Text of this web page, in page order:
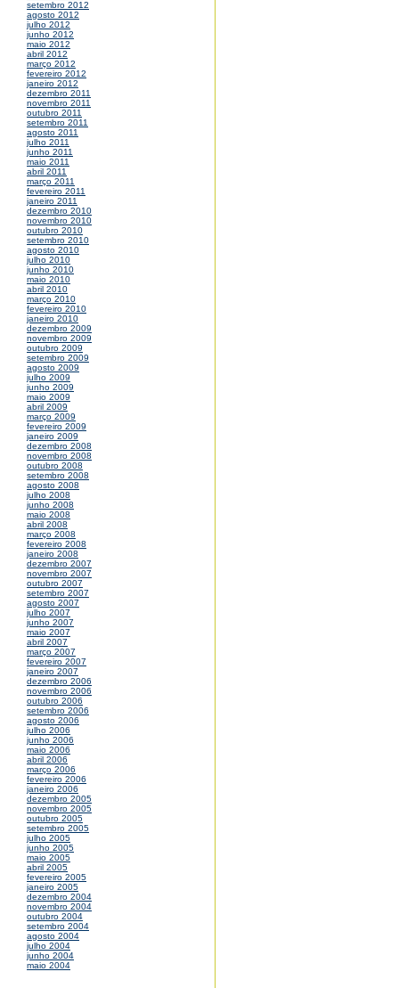
setembro 2012
agosto 2012
julho 2012
junho 2012
maio 2012
abril 2012
março 2012
fevereiro 2012
janeiro 2012
dezembro 2011
novembro 2011
outubro 2011
setembro 2011
agosto 2011
julho 2011
junho 2011
maio 2011
abril 2011
março 2011
fevereiro 2011
janeiro 2011
dezembro 2010
novembro 2010
outubro 2010
setembro 2010
agosto 2010
julho 2010
junho 2010
maio 2010
abril 2010
março 2010
fevereiro 2010
janeiro 2010
dezembro 2009
novembro 2009
outubro 2009
setembro 2009
agosto 2009
julho 2009
junho 2009
maio 2009
abril 2009
março 2009
fevereiro 2009
janeiro 2009
dezembro 2008
novembro 2008
outubro 2008
setembro 2008
agosto 2008
julho 2008
junho 2008
maio 2008
abril 2008
março 2008
fevereiro 2008
janeiro 2008
dezembro 2007
novembro 2007
outubro 2007
setembro 2007
agosto 2007
julho 2007
junho 2007
maio 2007
abril 2007
março 2007
fevereiro 2007
janeiro 2007
dezembro 2006
novembro 2006
outubro 2006
setembro 2006
agosto 2006
julho 2006
junho 2006
maio 2006
abril 2006
março 2006
fevereiro 2006
janeiro 2006
dezembro 2005
novembro 2005
outubro 2005
setembro 2005
julho 2005
junho 2005
maio 2005
abril 2005
fevereiro 2005
janeiro 2005
dezembro 2004
novembro 2004
outubro 2004
setembro 2004
agosto 2004
julho 2004
junho 2004
maio 2004